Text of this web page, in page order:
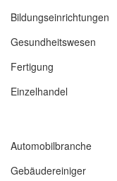
Bildungseinrichtungen
Gesundheitswesen
Fertigung
Einzelhandel
Automobilbranche
Gebäudereiniger